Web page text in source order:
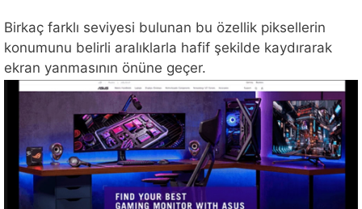
Birkaç farklı seviyesi bulunan bu özellik piksellerin
konumunu belirli aralıklarla hafif şekilde kaydırarak
ekran yanmasının önüne geçer.